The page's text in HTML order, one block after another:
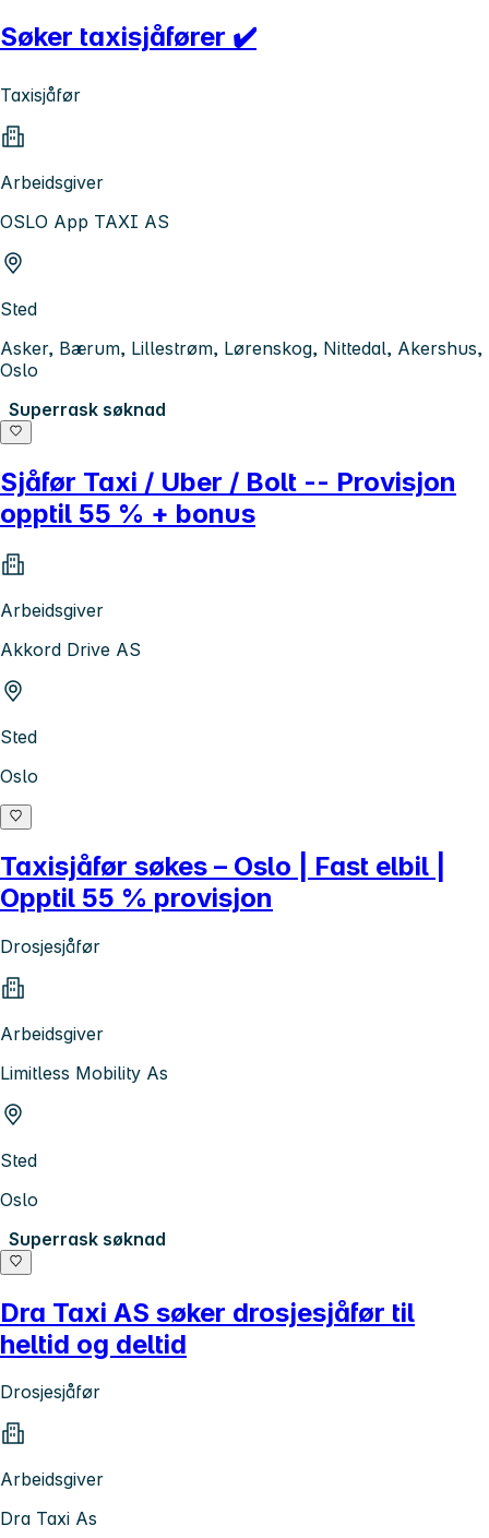
Søker taxisjåfører ✔️
Taxisjåfør
Arbeidsgiver
OSLO App TAXI AS
Sted
Asker, Bærum, Lillestrøm, Lørenskog, Nittedal, Akershus,
Oslo
Superrask søknad
Sjåfør Taxi / Uber / Bolt -- Provisjon
opptil 55 % + bonus
Arbeidsgiver
Akkord Drive AS
Sted
Oslo
Taxisjåfør søkes – Oslo | Fast elbil |
Opptil 55 % provisjon
Drosjesjåfør
Arbeidsgiver
Limitless Mobility As
Sted
Oslo
Superrask søknad
Dra Taxi AS søker drosjesjåfør til
heltid og deltid
Drosjesjåfør
Arbeidsgiver
Dra Taxi As